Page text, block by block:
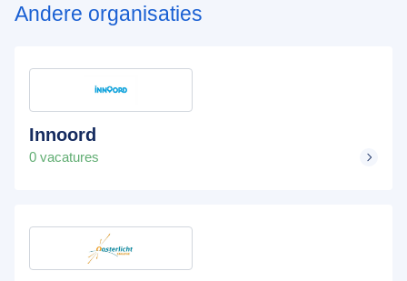
Andere organisaties
Innoord
0 vacatures